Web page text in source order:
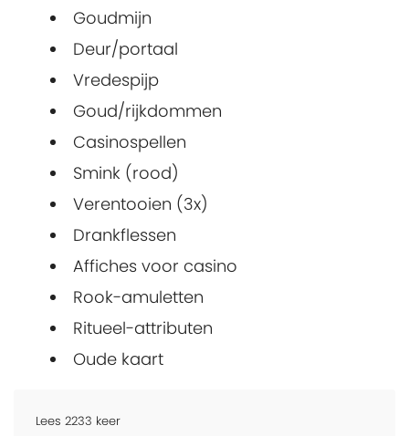
Goudmijn
Deur/portaal
Vredespijp
Goud/rijkdommen
Casinospellen
Smink (rood)
Verentooien (3x)
Drankflessen
Affiches voor casino
Rook-amuletten
Ritueel-attributen
Oude kaart
Lees 2233 keer